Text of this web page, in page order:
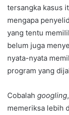
tersangka kasus
mengapa
yang tentu
belum juga
nyata-nyata
program yang
Cobalah googling
memeriksa lebih